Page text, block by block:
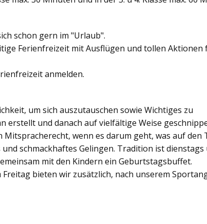
schon gern im "Urlaub".
Ferienfreizeit mit Ausflügen und tollen Aktionen
anmelden.
um sich auszutauschen sowie Wichtiges zu
erstellt und danach auf vielfältige Weise
wenn es darum geht, was auf den
schmackhaftes Gelingen. Tradition ist dienstags
mit den Kindern ein Geburtstagsbuffet.
bieten wir zusätzlich, nach unserem